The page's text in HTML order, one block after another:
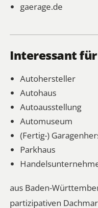
gaerage.de
Interessant für
Autohersteller
Autohaus
Autoausstellung
Automuseum
(Fertig-)
Parkhaus
aus Baden-
partizipativen